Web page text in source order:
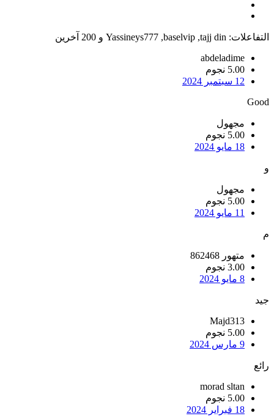
التفاعلات: tajj din
,
baselvip
,
Yassineys777 و 200 آخرين
abdeladime
5.00 نجوم
12 سبتمبر 2024
Good
مجهول
5.00 نجوم
18 مايو 2024
و
مجهول
5.00 نجوم
11 مايو 2024
م
متهور 862468
3.00 نجوم
8 مايو 2024
جيد
Majd313
5.00 نجوم
9 مارس 2024
رائع
morad sltan
5.00 نجوم
18 فبراير 2024